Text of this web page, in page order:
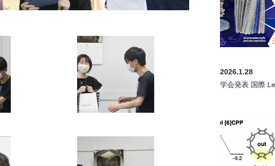
2026.1.28
学会発表 国際